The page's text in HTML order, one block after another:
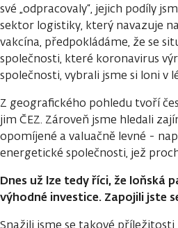
své „odpracovaly“, jejich podíly
sektor logistiky, který navazuje
vakcína, předpokládáme, že se
společnosti, které koronavirus
společnosti, vybrali jsme si loni v
Z geografického pohledu tvoří
jim ČEZ. Zároveň jsme hledali
opomíjené a valuačně levné -
energetické společnosti, jež
Dnes už lze tedy říci, že
výhodné investice. Zapojili jste
Snažili jsme se takové